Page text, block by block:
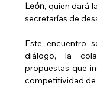
León, quien dará
secretarías de
Este encuentro
diálogo, la
propuestas que
competitividad de